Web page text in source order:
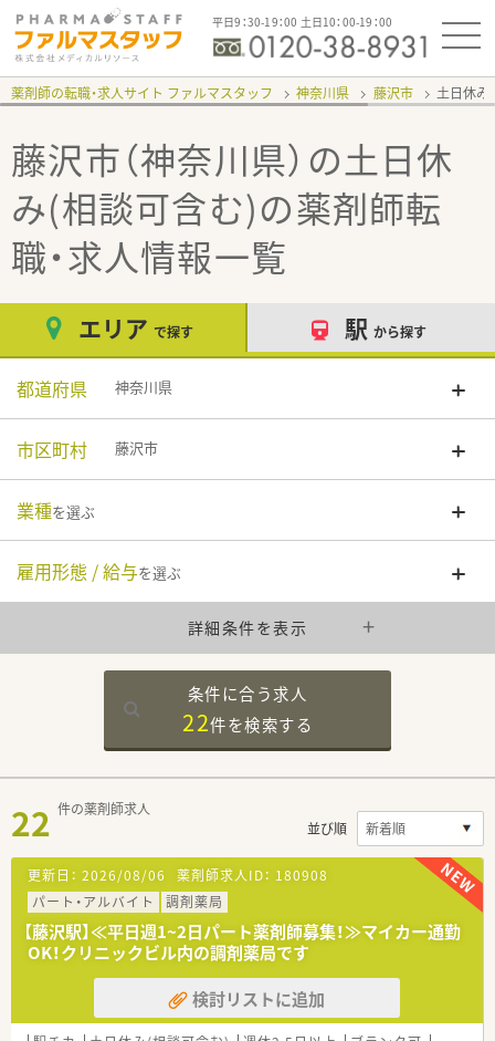
平日9：30-19：00 土日10：00-19：00
薬剤師の転職・求人サイト ファルマスタッフ 神奈川県 藤沢市 土日休
藤沢市（神奈川県）の土日休
み(相談可含む)の薬剤師転
職・求人情報一覧
エリア で探す 駅 から探す
都道府県 神奈川県
市区町村 藤沢市
業種を選ぶ
雇用形態 / 給与を選ぶ
詳細条件を表示
条件に合う求人
22件を検索する
22 件の薬剤師求人
並び順
更新日： 2026/08/06 薬剤師求人ID： 180908
パート・アルバイト
調剤薬局
【藤沢駅】≪平日週1~2日パート薬剤師募集！≫マイカー通勤
OK！クリニックビル内の調剤薬局です
検討リストに追加